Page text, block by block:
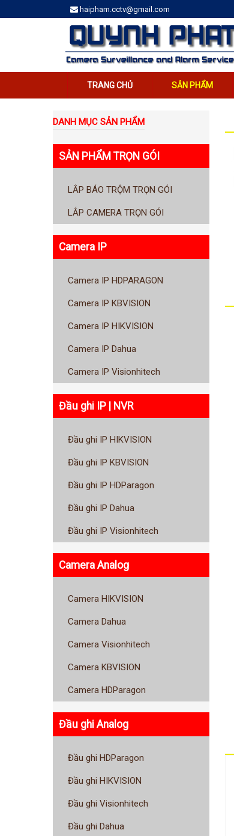
haipham.cctv@gmail.com
TRANG CHỦ SẢN PHẨM
DANH MỤC SẢN PHẨM
SẢN PHẨM TRỌN GÓI
LẮP BÁO TRỘM TRỌN GÓI
LẮP CAMERA TRỌN GÓI
Camera IP
Camera IP HDPARAGON
Camera IP KBVISION
Camera IP HIKVISION
Camera IP Dahua
Camera IP Visionhitech
Đầu ghi IP | NVR
Đầu ghi IP HIKVISION
Đầu ghi IP KBVISION
Đầu ghi IP HDParagon
Đầu ghi IP Dahua
Đầu ghi IP Visionhitech
Camera Analog
Camera HIKVISION
Camera Dahua
Camera Visionhitech
Camera KBVISION
Camera HDParagon
Đầu ghi Analog
Đầu ghi HDParagon
Đầu ghi HIKVISION
Đầu ghi Visionhitech
Đầu ghi Dahua